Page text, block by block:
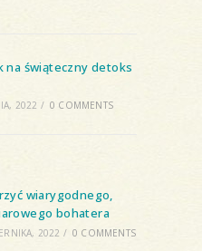
na świąteczny detoks
2022 / 0 COMMENTS
wiarygodnego,
bohatera
2022 / 0 COMMENTS